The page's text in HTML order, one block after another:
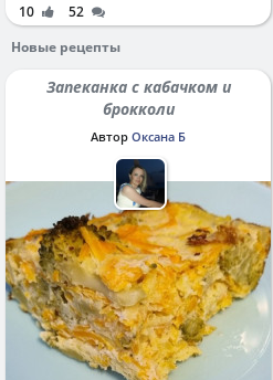
10
52
Новые рецепты
Запеканка с кабачком и
брокколи
Автор Оксана Б